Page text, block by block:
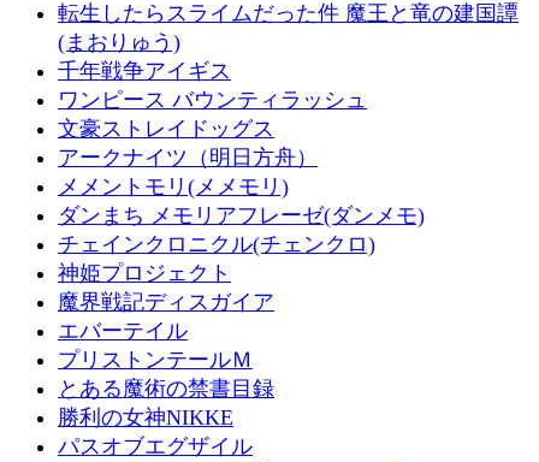
転生したらスライムだった件 魔王と竜の建国譚
(まおりゅう)
千年戦争アイギス
ワンピース バウンティラッシュ
文豪ストレイドッグス
アークナイツ（明日方舟）
メメントモリ(メメモリ)
ダンまち メモリアフレーゼ(ダンメモ)
チェインクロニクル(チェンクロ)
神姫プロジェクト
魔界戦記ディスガイア
エバーテイル
プリストンテールＭ
とある魔術の禁書目録
勝利の女神NIKKE
パスオブエグザイル